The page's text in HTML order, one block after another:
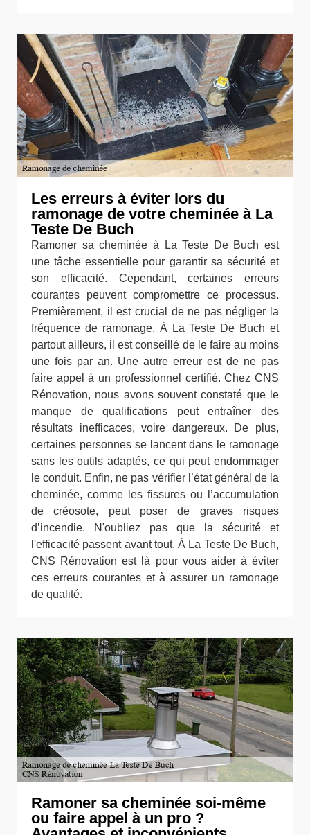
Les erreurs à éviter lors du
ramonage de votre cheminée à La
Teste De Buch
Ramoner sa cheminée à La Teste De Buch est
une tâche essentielle pour garantir sa sécurité et
son efficacité. Cependant, certaines erreurs
courantes peuvent compromettre ce processus.
Premièrement, il est crucial de ne pas négliger la
fréquence de ramonage. À La Teste De Buch et
partout ailleurs, il est conseillé de le faire au moins
une fois par an. Une autre erreur est de ne pas
faire appel à un professionnel certifié. Chez CNS
Rénovation, nous avons souvent constaté que le
manque de qualifications peut entraîner des
résultats inefficaces, voire dangereux. De plus,
certaines personnes se lancent dans le ramonage
sans les outils adaptés, ce qui peut endommager
le conduit. Enfin, ne pas vérifier l’état général de la
cheminée, comme les fissures ou l’accumulation
de créosote, peut poser de graves risques
d’incendie. N'oubliez pas que la sécurité et
l'efficacité passent avant tout. À La Teste De Buch,
CNS Rénovation est là pour vous aider à éviter
ces erreurs courantes et à assurer un ramonage
de qualité.
Ramoner sa cheminée soi-même
ou faire appel à un pro ?